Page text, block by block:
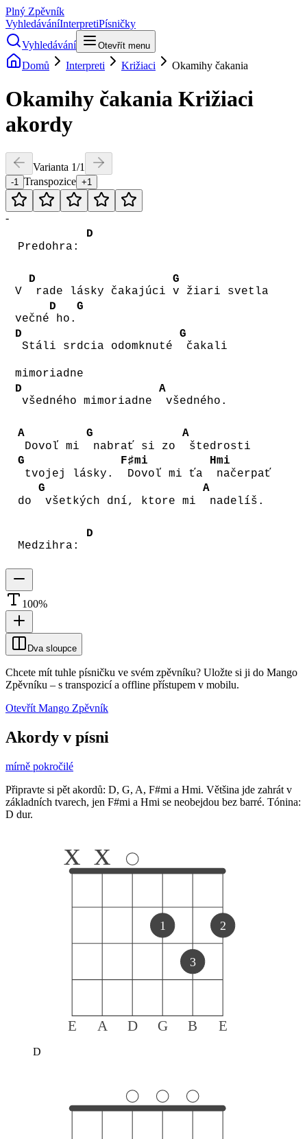
Plný Zpěvník
VyhledáváníInterpretiPísničky
Vyhledávání
Otevřít menu
Domů Interpreti Križiaci Okamihy čakania
Okamihy čakania Križiaci
akordy
Varianta 1/1
-1 Transpozice +1
-
Predohra:
D
V
D
rade lásky čakajúci
G
v žiari svetla
večné
D
ho.
G
D
Stáli srdcia odomknuté
G
čakali
mimoriadne
D
všedného mimoriadne
A
všedného.
A
Dovoľ mi
G
nabrať si zo
A
štedrosti
G
tvojej lásky.
F♯mi
Dovoľ mi ťa
Hmi
načerpať
do
G
všetkých dní, ktore mi
A
nadelíš.
Medzihra:
D
100%
Dva sloupce
Chcete mít tuhle písničku ve svém zpěvníku? Uložte si ji do Mango
Zpěvníku – s transpozicí a offline přístupem v mobilu.
Otevřít Mango Zpěvník
Akordy v písni
mírně pokročilé
Připravte si pět akordů: D, G, A, F#mi a Hmi. Většina jde zahrát v
základních tvarech, jen F#mi a Hmi se neobejdou bez barré. Tónina:
D dur.
E A D G B E
x x
1
3
2
D